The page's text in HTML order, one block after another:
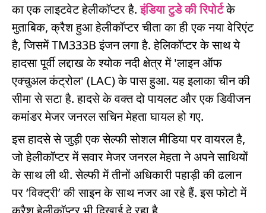
का एक लाइटवेट हेलीकॉप्टर है.इंडिया टुडे की रिपोर्टके
मुताबिक, क्रैश हुआ हेलीकॉप्टर चीता का ही एक नया वेरिएंट
है, जिसमें TM333B इंजन लगा है. हेलिकॉप्टर के साथ ये
हादसा पूर्वी लद्दाख के श्योक नदी क्षेत्र में 'लाइन ऑफ
एक्चुअल कंट्रोल' (LAC) के पास हुआ. यह इलाका चीन की
सीमा से सटा है. हादसे के वक्त दो पायलट और एक डिवीजन
कमांडर मेजर जनरल सचिन मेहता घायल हो गए.
इस हादसे से जुड़ी एक सेल्फी सोशल मीडिया पर वायरल है,
जो हेलीकॉप्टर में सवार मेजर जनरल मेहता ने अपने साथियों
के साथ ली थी. सेल्फी में तीनों अधिकारी पहाड़ी की ढलान
पर ‘विक्ट्री’ की साइन के साथ नजर आ रहे हैं. इस फोटो में